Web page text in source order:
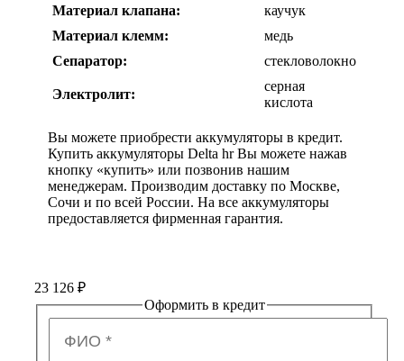
Материал клапана:
каучук
Материал клемм:
медь
Сепаратор:
стекловолокно
Электролит:
серная
кислота
Вы можете приобрести аккумуляторы в кредит.
Купить аккумуляторы Delta hr Вы можете нажав
кнопку «купить» или позвонив нашим
менеджерам. Производим доставку по Москве,
Сочи и по всей России. На все аккумуляторы
предоставляется фирменная гарантия.
23 126 ₽
Оформить в кредит